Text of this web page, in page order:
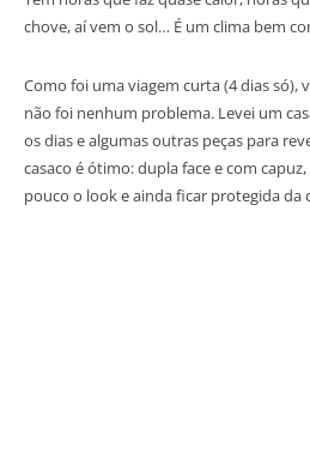
chove, aí vem o sol… É um clima bem
Como foi uma viagem curta (4 dias só),
não foi nenhum problema. Levei um
os dias e algumas outras peças para
casaco é ótimo: dupla face e com
pouco o look e ainda ficar protegida da